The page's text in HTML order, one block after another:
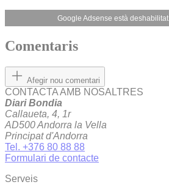
Google Adsense està deshabilitat.
Comentaris
Afegir nou comentari
CONTACTA AMB NOSALTRES
Diari Bondia
Callaueta, 4, 1r
AD500 Andorra la Vella
Principat d'Andorra
Tel. +376 80 88 88
Formulari de contacte
Serveis